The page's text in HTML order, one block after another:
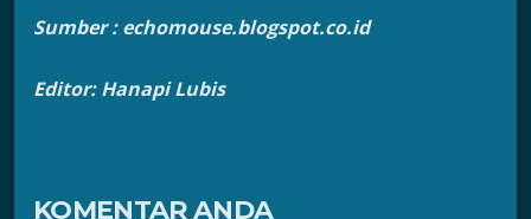
Sumber : echomouse.blogspot.co.id
Editor: Hanapi Lubis
KOMENTAR ANDA